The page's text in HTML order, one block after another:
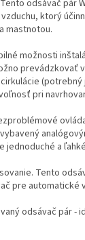
odsávač pár
ktorý
mastnotou.
možnosti
prevádzkovať
pri
jednoduché a
Tento
pre automatické
odsávač pár -